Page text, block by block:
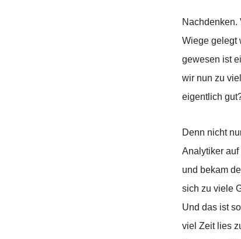
Nachdenken.
Wiege gelegt
gewesen ist
wir nun zu
eigentlich
Denn nicht
Analytiker
und bekam
sich zu viele
Und das ist
viel Zeit lies